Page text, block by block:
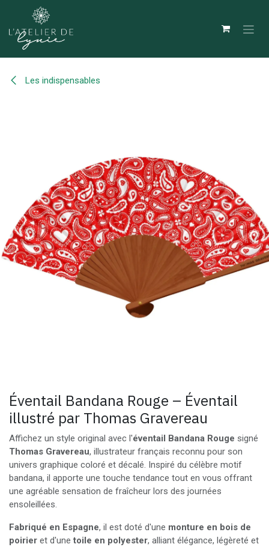
Se rendre au contenu
Les indispensables
Éventail Bandana Rouge – Éventail
illustré par Thomas Gravereau
Affichez un style original avec l'éventail Bandana Rouge signé
Thomas Gravereau, illustrateur français reconnu pour son
univers graphique coloré et décalé. Inspiré du célèbre motif
bandana, il apporte une touche tendance tout en vous offrant
une agréable sensation de fraîcheur lors des journées
ensoleillées.
Fabriqué en Espagne, il est doté d'une monture en bois de
poirier et d'unetoile en polyester, alliant élégance, légèreté et